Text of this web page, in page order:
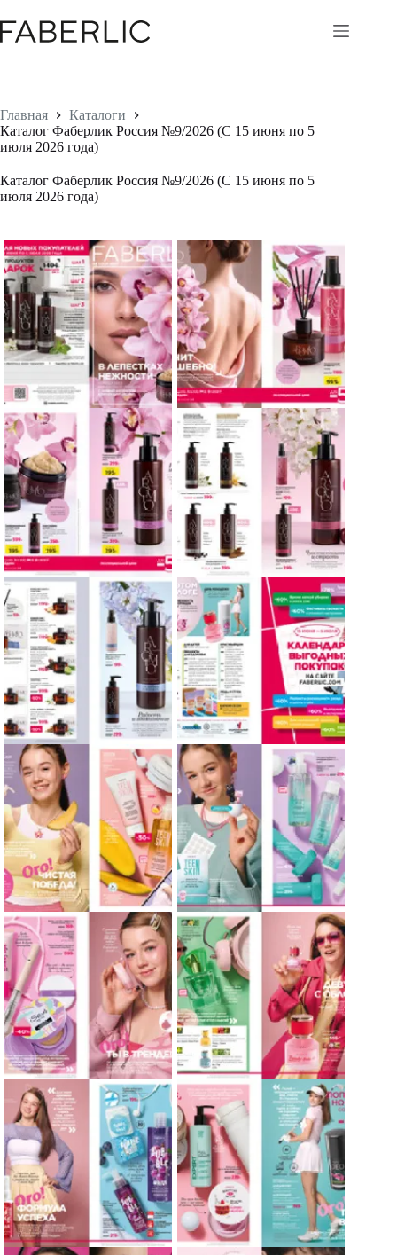
к
сути
Главная
Каталоги
Каталог Фаберлик Россия №9/2026 (С 15 июня по 5
июля 2026 года)
Каталог Фаберлик Россия №9/2026 (С 15 июня по 5
июля 2026 года)